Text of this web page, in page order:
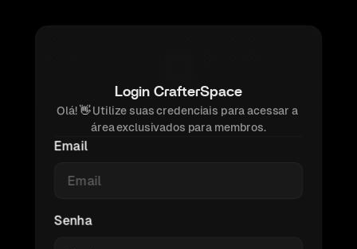
Login CrafterSpace
Olá! 👋 Utilize suas credenciais para acessar a
área exclusivados para membros.
Email
Senha